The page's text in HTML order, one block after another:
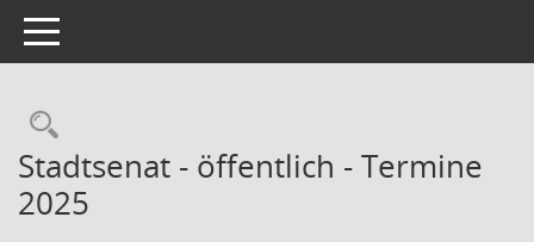
Toggle navigation
Rechercheauswahl
Stadtsenat - öffentlich - Termine
2025